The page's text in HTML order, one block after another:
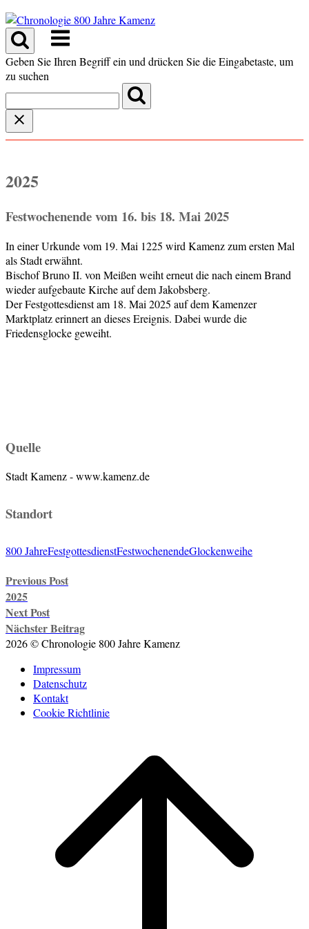
Skip
to
content
Menu
Geben Sie Ihren Begriff ein und drücken Sie die Eingabetaste, um
zu suchen
2025
Festwochenende vom 16. bis 18. Mai 2025
In einer Urkunde vom 19. Mai 1225 wird Kamenz zum ersten Mal
als Stadt erwähnt.
Bischof Bruno II. von Meißen weiht erneut die nach einem Brand
wieder aufgebaute Kirche auf dem Jakobsberg.
Der Festgottesdienst am 18. Mai 2025 auf dem Kamenzer
Marktplatz erinnert an dieses Ereignis. Dabei wurde die
Friedensglocke geweiht.
Quelle
Stadt Kamenz - www.kamenz.de
Standort
800 JahreFestgottesdienstFestwochenendeGlockenweihe
navigation
Previous Post
2025
Next Post
Nächster Beitrag
2026 © Chronologie 800 Jahre Kamenz
Impressum
Datenschutz
Kontakt
Cookie Richtlinie